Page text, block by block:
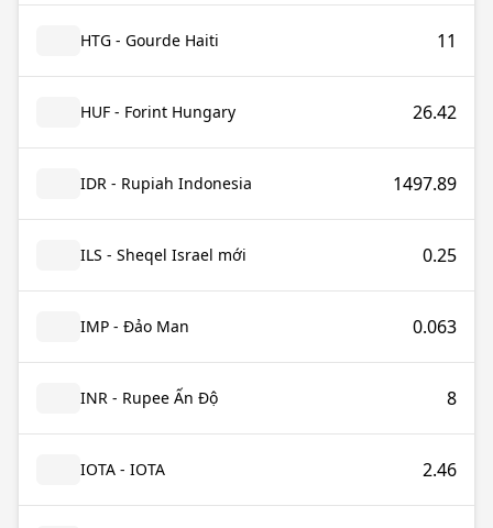
HTG - Gourde Haiti 11
HUF - Forint Hungary 26.42
IDR - Rupiah Indonesia 1497.89
ILS - Sheqel Israel mới 0.25
IMP - Đảo Man 0.063
INR - Rupee Ấn Độ 8
IOTA - IOTA 2.46